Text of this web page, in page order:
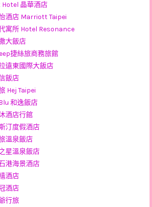
Hotel 晶華酒店
酒店 Marriott Taipei
寓所 Hotel Resonance
大飯店
捷絲旅商務旅館
遠東國際大飯店
飯店
Hej Taipei
和逸飯店
酒店行館
汀度假酒店
溫泉飯店
星溫泉飯店
港海景酒店
酒店
酒店
行旅